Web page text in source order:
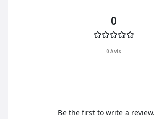
0
0 Avis
Be the first to write a review.